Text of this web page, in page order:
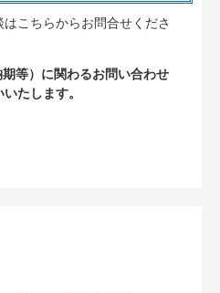
こちらからお問合せくださ
等）に関わるお問い合わせ
たします。